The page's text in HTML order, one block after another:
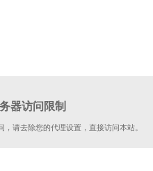
器访问限制
请去除您的代理设置，直接访问本站。